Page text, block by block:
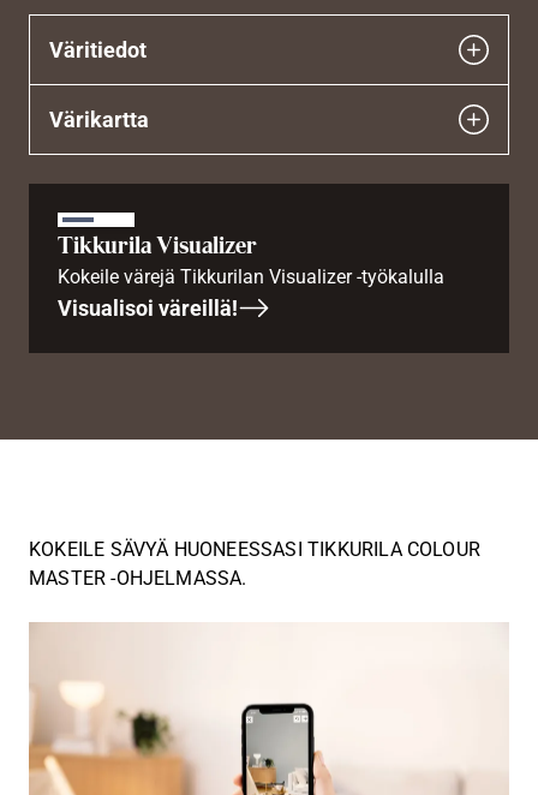
Väritiedot
Värikartta
Tikkurila Visualizer
Kokeile värejä Tikkurilan Visualizer -työkalulla
Visualisoi väreillä!
KOKEILE SÄVYÄ HUONEESSASI TIKKURILA COLOUR
MASTER -OHJELMASSA.